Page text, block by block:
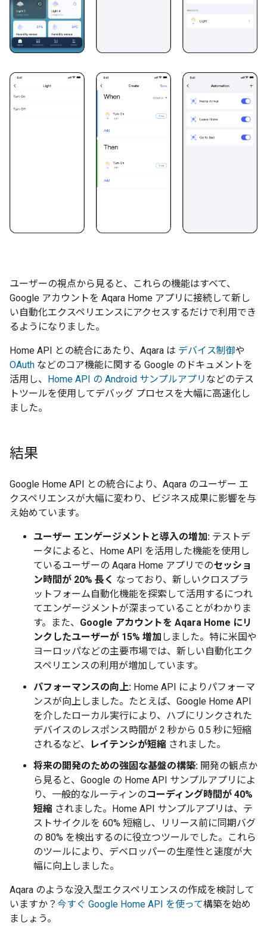
ユーザーの視点から見ると、これらの機能はすべて、
Google アカウントを Aqara Home アプリに接続して新し
い自動化エクスペリエンスにアクセスするだけで利用でき
るようになりました。
Home API との統合にあたり、Aqara は デバイス制御や
OAuth などのコア機能に関する Google のドキュメントを
活用し、 Home API の Android サンプルアプリ などのテス
トツールを使用してデバッグ プロセスを大幅に高速化し
ました。
結果
Google Home API との統合により、Aqara のユーザー エ
クスペリエンスが大幅に変わり、ビジネス成果に影響を与
え始めています。
ユーザー エンゲージメントと導入の増加: テストデ
ータによると、Home API を活用した機能を使用し
ているユーザーの Aqara Home アプリでのセッショ
ン時間が 20% 長く なっており、新しいクロスプラ
ットフォーム自動化機能を探索して活用するにつれ
てエンゲージメントが深まっていることがわかりま
す。また、 Google アカウントを Aqara Home にリ
ンクしたユーザーが 15% 増加 しました。特に米国や
ヨーロッパなどの主要市場では、新しい自動化エク
スペリエンスの利用が増加しています。
パフォーマンスの向上: Home API によりパフォーマ
ンスが向上しました。たとえば、Google Home API
を介したローカル実行により、ハブにリンクされた
デバイスのレスポンス時間が 2 秒から 0.5 秒に短縮
されるなど、
レイテンシが短縮 されました。
将来の開発のための強固な基盤の構築: 開発の観点か
ら見ると、Google の Home API サンプルアプリによ
り、一般的なルーティンのコーディング時間が 40%
短縮 されました。Home API サンプルアプリは、テ
ストサイクルを 60% 短縮し、リリース前に同期バグ
の 80% を検出するのに役立つツールでした。これら
のツールにより、デベロッパーの生産性と速度が大
幅に向上しました。
Aqara のような没入型エクスペリエンスの作成を検討して
いますか？ 今すぐ Google Home API を使って構築を始め
ましょう。